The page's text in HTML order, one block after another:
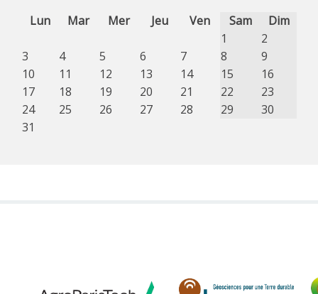
Lun Mar Mer Jeu Ven Sam
Dim
1
2
3
4 5 6 7 8
9
10
11 12 13 14 15
16
17
18 19 20 21 22
23
24
25 26 27 28 29
30
31